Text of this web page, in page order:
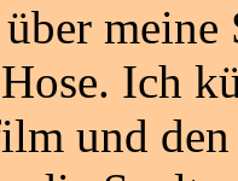
Ich
und